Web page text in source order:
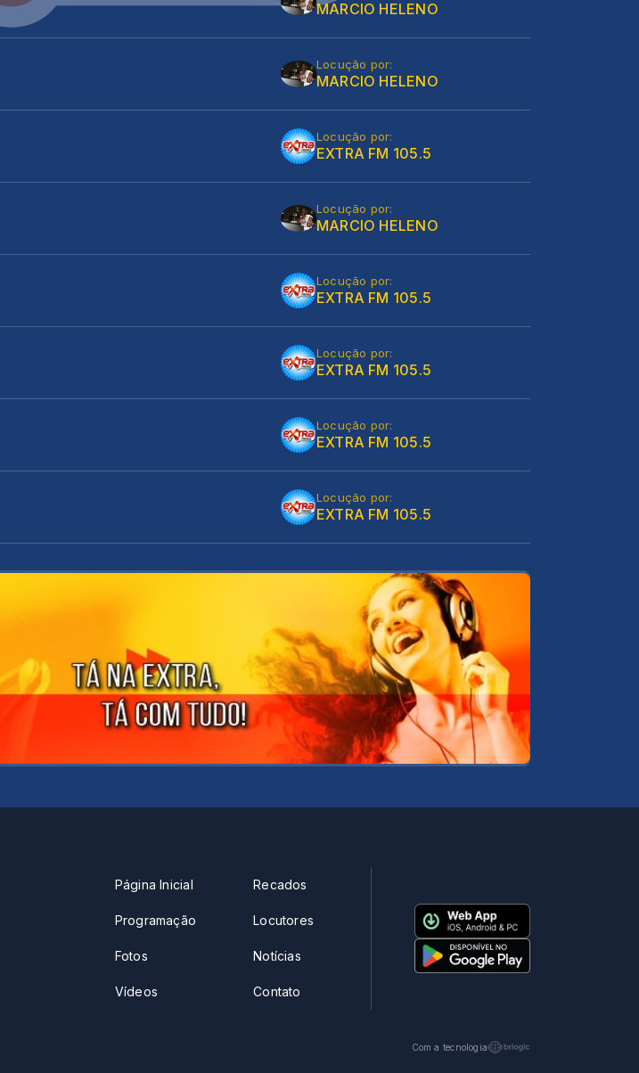
MARCIO HELENO
Locução por:
MARCIO HELENO
Locução por:
EXTRA FM 105.5
Locução por:
MARCIO HELENO
Locução por:
EXTRA FM 105.5
Locução por:
EXTRA FM 105.5
Locução por:
EXTRA FM 105.5
Locução por:
EXTRA FM 105.5
Página Inicial
Programação
Fotos
Vídeos
Recados
Locutores
Notícias
Contato
Com a tecnologia